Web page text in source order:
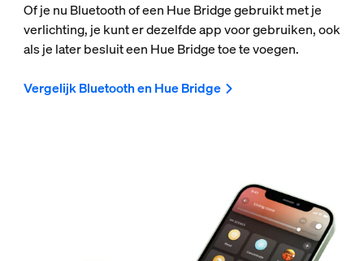
Of je nu Bluetooth of een Hue Bridge gebruikt met je
verlichting, je kunt er dezelfde app voor gebruiken, ook
als je later besluit een Hue Bridge toe te voegen.
Vergelijk Bluetooth en Hue Bridge